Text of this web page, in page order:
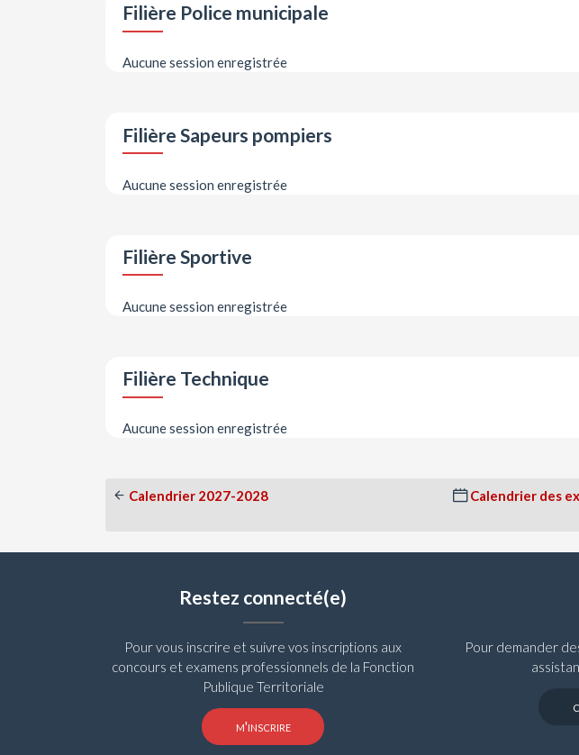
Filière Police municipale
Aucune session enregistrée
Filière Sapeurs pompiers
Aucune session enregistrée
Filière Sportive
Aucune session enregistrée
Filière Technique
Aucune session enregistrée
Calendrier 2027-2028
Calendrier des
Restez connecté(e)
Pour vous inscrire et suivre vos inscriptions aux
concours et examens professionnels de la Fonction
Publique Territoriale
m'inscrire
Pour demander